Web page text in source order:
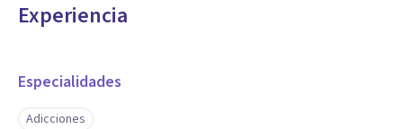
Experiencia
Especialidades
Adicciones